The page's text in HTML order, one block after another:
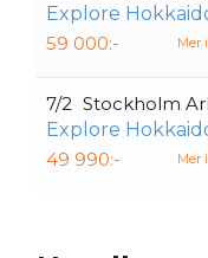
Explore
59 000:- Mer
7/2 Stockholm
Explore
49 990:- Mer